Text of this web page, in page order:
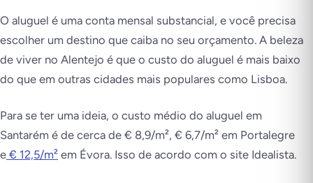
O aluguel é uma conta mensal substancial, e você precisa
escolher um destino que caiba no seu orçamento. A beleza
de viver no Alentejo é que o custo do aluguel é mais baixo
do que em outras cidades mais populares como Lisboa.
Para se ter uma ideia, o custo médio do aluguel em
Santarém é de cerca de € 8,9/m², € 6,7/m² em Portalegre
e € 12,5/m² em Évora. Isso de acordo com o site Idealista.